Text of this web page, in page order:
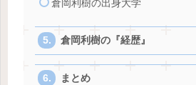
倉岡利樹の出身大学
倉岡利樹の『経歴』
まとめ